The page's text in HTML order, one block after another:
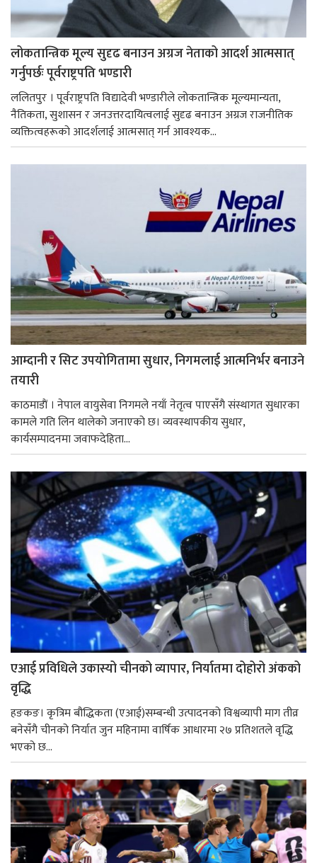
लोकतान्त्रिक मूल्य सुदृढ बनाउन अग्रज नेताको आदर्श आत्मसात्
गर्नुपर्छः पूर्वराष्ट्रपति भण्डारी
ललितपुर । पूर्वराष्ट्रपति विद्यादेवी भण्डारीले लोकतान्त्रिक मूल्यमान्यता,
नैतिकता, सुशासन र जनउत्तरदायित्वलाई सुदृढ बनाउन अग्रज राजनीतिक
व्यक्तित्वहरूको आदर्शलाई आत्मसात् गर्न आवश्यक...
आम्दानी र सिट उपयोगितामा सुधार, निगमलाई आत्मनिर्भर बनाउने
तयारी
काठमाडाैं । नेपाल वायुसेवा निगमले नयाँ नेतृत्व पाएसँगै संस्थागत सुधारका
कामले गति लिन थालेको जनाएको छ। व्यवस्थापकीय सुधार,
कार्यसम्पादनमा जवाफदेहिता...
एआई प्रविधिले उकास्यो चीनको व्यापार, निर्यातमा दोहोरो अंकको
वृद्धि
हङकङ। कृत्रिम बौद्धिकता (एआई)सम्बन्धी उत्पादनको विश्वव्यापी माग तीव्र
बनेसँगै चीनको निर्यात जुन महिनामा वार्षिक आधारमा २७ प्रतिशतले वृद्धि
भएको छ...